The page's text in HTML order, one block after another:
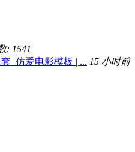
: 1541
_仿爱电影模板 | ... 15 小时前